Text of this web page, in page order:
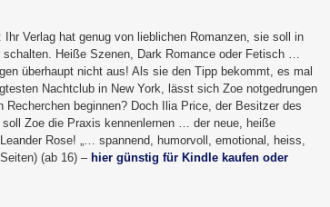
Ihr Verlag hat genug von lieblichen Romanzen, sie soll in
schalten. Heiße Szenen, Dark Romance oder Fetisch …
überhaupt nicht aus! Als sie den Tipp bekommt, es mal
Nachtclub in New York, lässt sich Zoe notgedrungen
beginnen? Doch Ilia Price, der Besitzer des
Zoe die Praxis kennenlernen … der neue, heiße
Rose! „… spannend, humorvoll, emotional, heiss,
(ab 16) – hier günstig für Kindle kaufen oder